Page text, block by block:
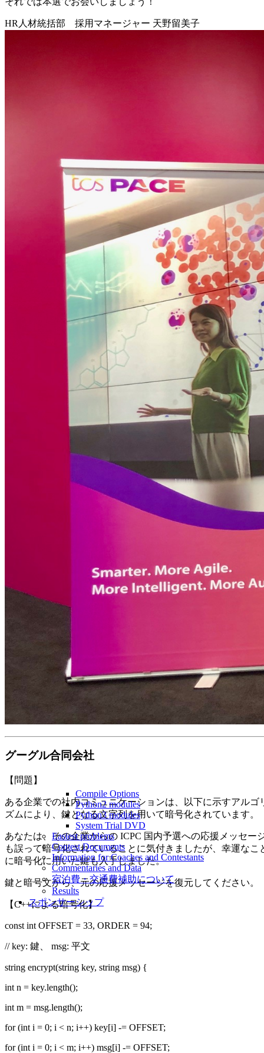
Compile Options
Python2 modules
Python3 modules
System Trial DVD
Easiest problems
Contest Documents
Information for Coaches and Contestants
Commentaries and Data
宿泊費・交通費補助について
Results
スポンサーシップ
HR人材統括部 採用マネージャー 天野留美子
グーグル合同会社
【問題】
ある企業での社内コミュニケーションは、以下に示すアルゴ
ズムにより、鍵となる文字列を用いて暗号化されています。
あなたは、その企業からの ICPC 国内予選への応援メッセー
も誤って暗号化されていることに気付きましたが、幸運なこ
に暗号化に用いた鍵も入手しました。
鍵と暗号文から、元の応援メッセージを復元してください。
【C++による暗号化】
const int OFFSET = 33, ORDER = 94;
// key: 鍵、 msg: 平文
string encrypt(string key, string msg) {
int n = key.length();
int m = msg.length();
for (int i = 0; i < n; i++) key[i] -= OFFSET;
for (int i = 0; i < m; i++) msg[i] -= OFFSET;